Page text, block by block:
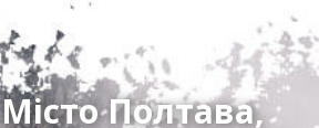
Місто Полтава,